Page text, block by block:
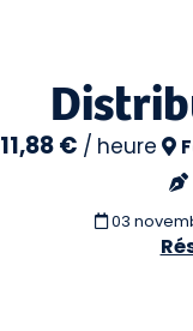
11,88 € / heure
03